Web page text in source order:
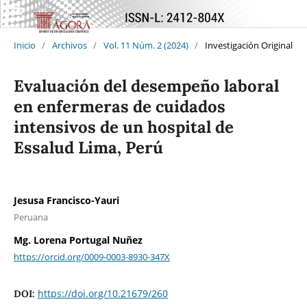
Inicio / Archivos / Vol. 11 Núm. 2 (2024) / Investigación Original
Evaluación del desempeño laboral
en enfermeras de cuidados
intensivos de un hospital de
Essalud Lima, Perú
Jesusa Francisco-Yauri
Peruana
Mg. Lorena Portugal Nuñez
https://orcid.org/0009-0003-8930-347X
DOI: https://doi.org/10.21679/260